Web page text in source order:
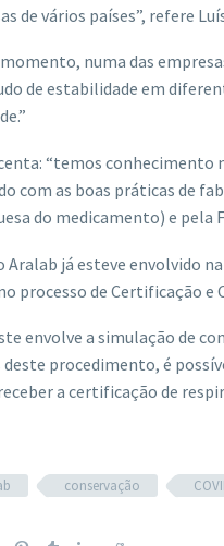
de vários países”, refere
numa das
de estabilidade em
“temos conhecimento
com as boas práticas de
do medicamento) e pela
Aralab já esteve envolvido
processo de Certificação e
envolve a simulação de
procedimento, é
a certificação de
conservação